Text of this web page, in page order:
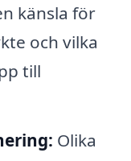
känsla för
och vilka
till
Olika